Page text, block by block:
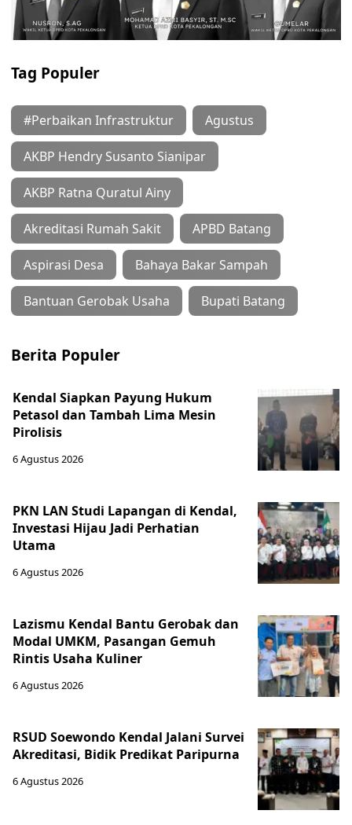
Tag Populer
#Perbaikan Infrastruktur Agustus
AKBP Hendry Susanto Sianipar
AKBP Ratna Quratul Ainy
Akreditasi Rumah Sakit APBD Batang
Aspirasi Desa Bahaya Bakar Sampah
Bantuan Gerobak Usaha Bupati Batang
Berita Populer
Kendal Siapkan Payung Hukum
Petasol dan Tambah Lima Mesin
Pirolisis
6 Agustus 2026
PKN LAN Studi Lapangan di Kendal,
Investasi Hijau Jadi Perhatian
Utama
6 Agustus 2026
Lazismu Kendal Bantu Gerobak dan
Modal UMKM, Pasangan Gemuh
Rintis Usaha Kuliner
6 Agustus 2026
RSUD Soewondo Kendal Jalani Survei
Akreditasi, Bidik Predikat Paripurna
6 Agustus 2026